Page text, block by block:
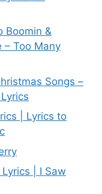
Boomin &
– Too Many
Songs –
| Lyrics to
| I Saw